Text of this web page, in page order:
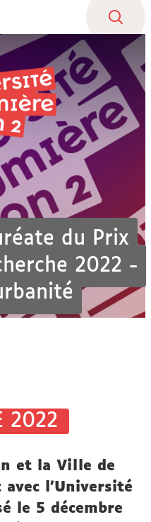
du Prix
2022 -
2022
et la Ville de
l’Université
le 5 décembre